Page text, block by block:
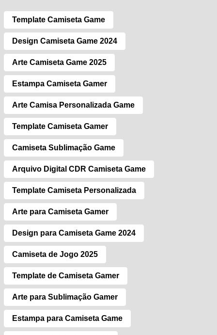
Template Camiseta Game
Design Camiseta Game 2024
Arte Camiseta Game 2025
Estampa Camiseta Gamer
Arte Camisa Personalizada Game
Template Camiseta Gamer
Camiseta Sublimação Game
Arquivo Digital CDR Camiseta Game
Template Camiseta Personalizada
Arte para Camiseta Gamer
Design para Camiseta Game 2024
Camiseta de Jogo 2025
Template de Camiseta Gamer
Arte para Sublimação Gamer
Estampa para Camiseta Game